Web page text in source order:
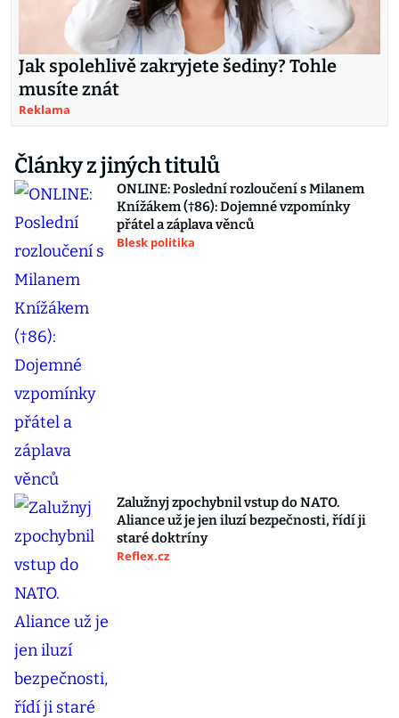
Jak spolehlivě zakryjete šediny? Tohle
musíte znát
Reklama
Články z jiných titulů
ONLINE: Poslední rozloučení s Milanem
Knížákem (†86): Dojemné vzpomínky
přátel a záplava věnců
Blesk politika
Zalužnyj zpochybnil vstup do NATO.
Aliance už je jen iluzí bezpečnosti, řídí ji
staré doktríny
Reflex.cz